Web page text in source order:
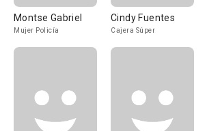
Montse Gabriel
Mujer Policía
Cindy Fuentes
Cajera Súper